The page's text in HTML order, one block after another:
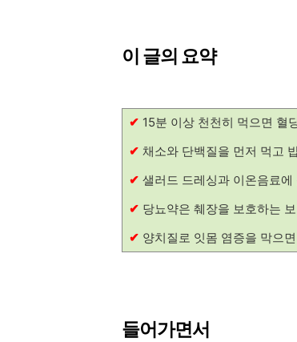
이 글의 요약
✔ 15분 이상 천천히 먹으면 혈
✔ 채소와 단백질을 먼저 먹고
✔ 샐러드 드레싱과 이온음료
✔ 당뇨약은 췌장을 보호하는
✔ 양치질로 잇몸 염증을 막으
들어가면서